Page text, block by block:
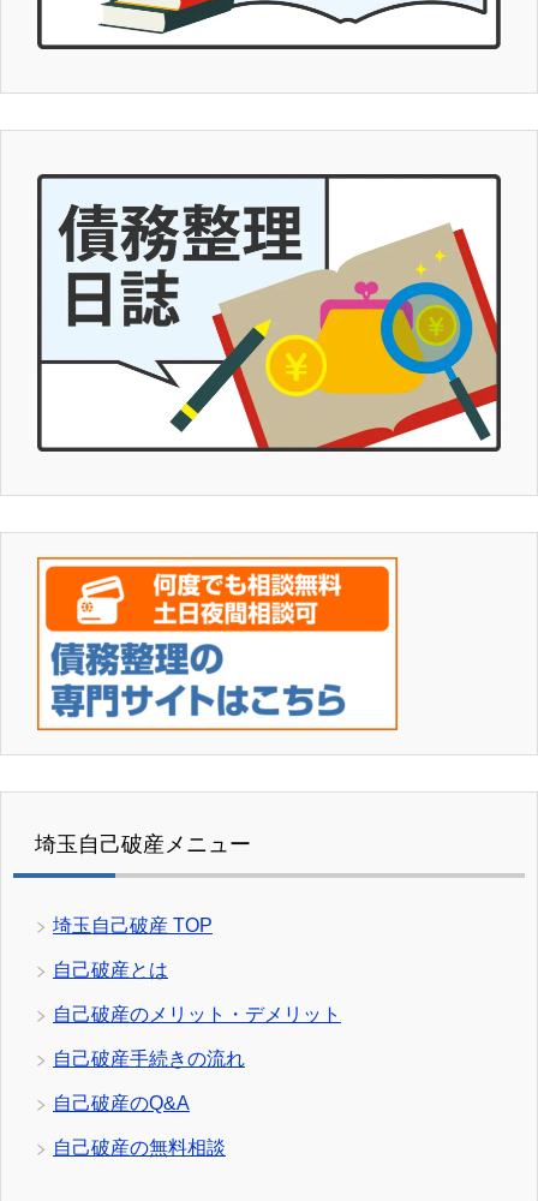
埼玉自己破産メニュー
埼玉自己破産 TOP
自己破産とは
自己破産のメリット・デメリット
自己破産手続きの流れ
自己破産のQ&A
自己破産の無料相談